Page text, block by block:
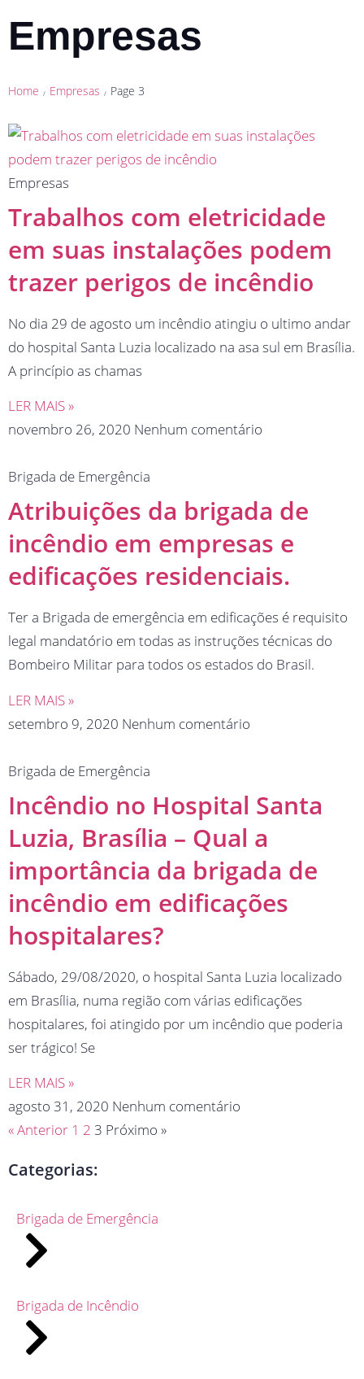
Empresas
Home / Empresas / Page 3
Empresas
Trabalhos com eletricidade
em suas instalações podem
trazer perigos de incêndio
No dia 29 de agosto um incêndio atingiu o ultimo andar
do hospital Santa Luzia localizado na asa sul em Brasília.
A princípio as chamas
LER MAIS »
novembro 26, 2020 Nenhum comentário
Brigada de Emergência
Atribuições da brigada de
incêndio em empresas e
edificações residenciais.
Ter a Brigada de emergência em edificações é requisito
legal mandatório em todas as instruções técnicas do
Bombeiro Militar para todos os estados do Brasil.
LER MAIS »
setembro 9, 2020 Nenhum comentário
Brigada de Emergência
Incêndio no Hospital Santa
Luzia, Brasília – Qual a
importância da brigada de
incêndio em edificações
hospitalares?
Sábado, 29/08/2020, o hospital Santa Luzia localizado
em Brasília, numa região com várias edificações
hospitalares, foi atingido por um incêndio que poderia
ser trágico! Se
LER MAIS »
agosto 31, 2020 Nenhum comentário
« Anterior 1 2 3 Próximo »
Categorias:
Brigada de Emergência
Brigada de Incêndio